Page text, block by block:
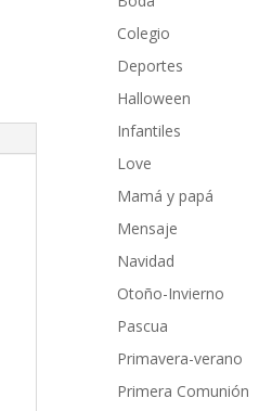
Colegio
Deportes
Halloween
Infantiles
Love
Mamá y papá
Mensaje
Navidad
Otoño-Invierno
Pascua
Primavera-verano
Primera Comunión